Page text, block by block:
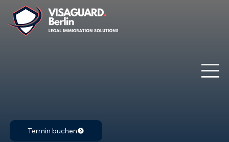
Termin buchen